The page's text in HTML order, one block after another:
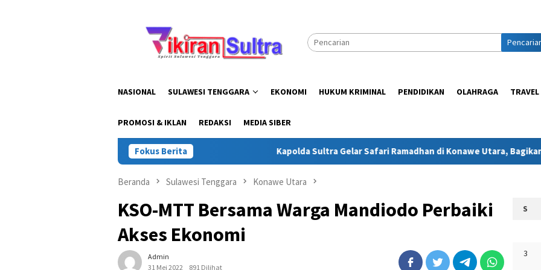
NASIONAL SULAWESI TENGGARA EKONOMI HUKUM KRIMINAL PENDIDIKAN OLAHRAGA TRAVEL
PROMOSI & IKLAN REDAKSI MEDIA SIBER
Fokus Berita Kapolda Sultra Gelar Safari Ramadhan di Konawe Utara, Bagikan
Beranda Sulawesi Tenggara Konawe Utara
KSO-MTT Bersama Warga Mandiodo Perbaiki
Akses Ekonomi
Admin
31 Mei 2022
891 Dilihat
S
3